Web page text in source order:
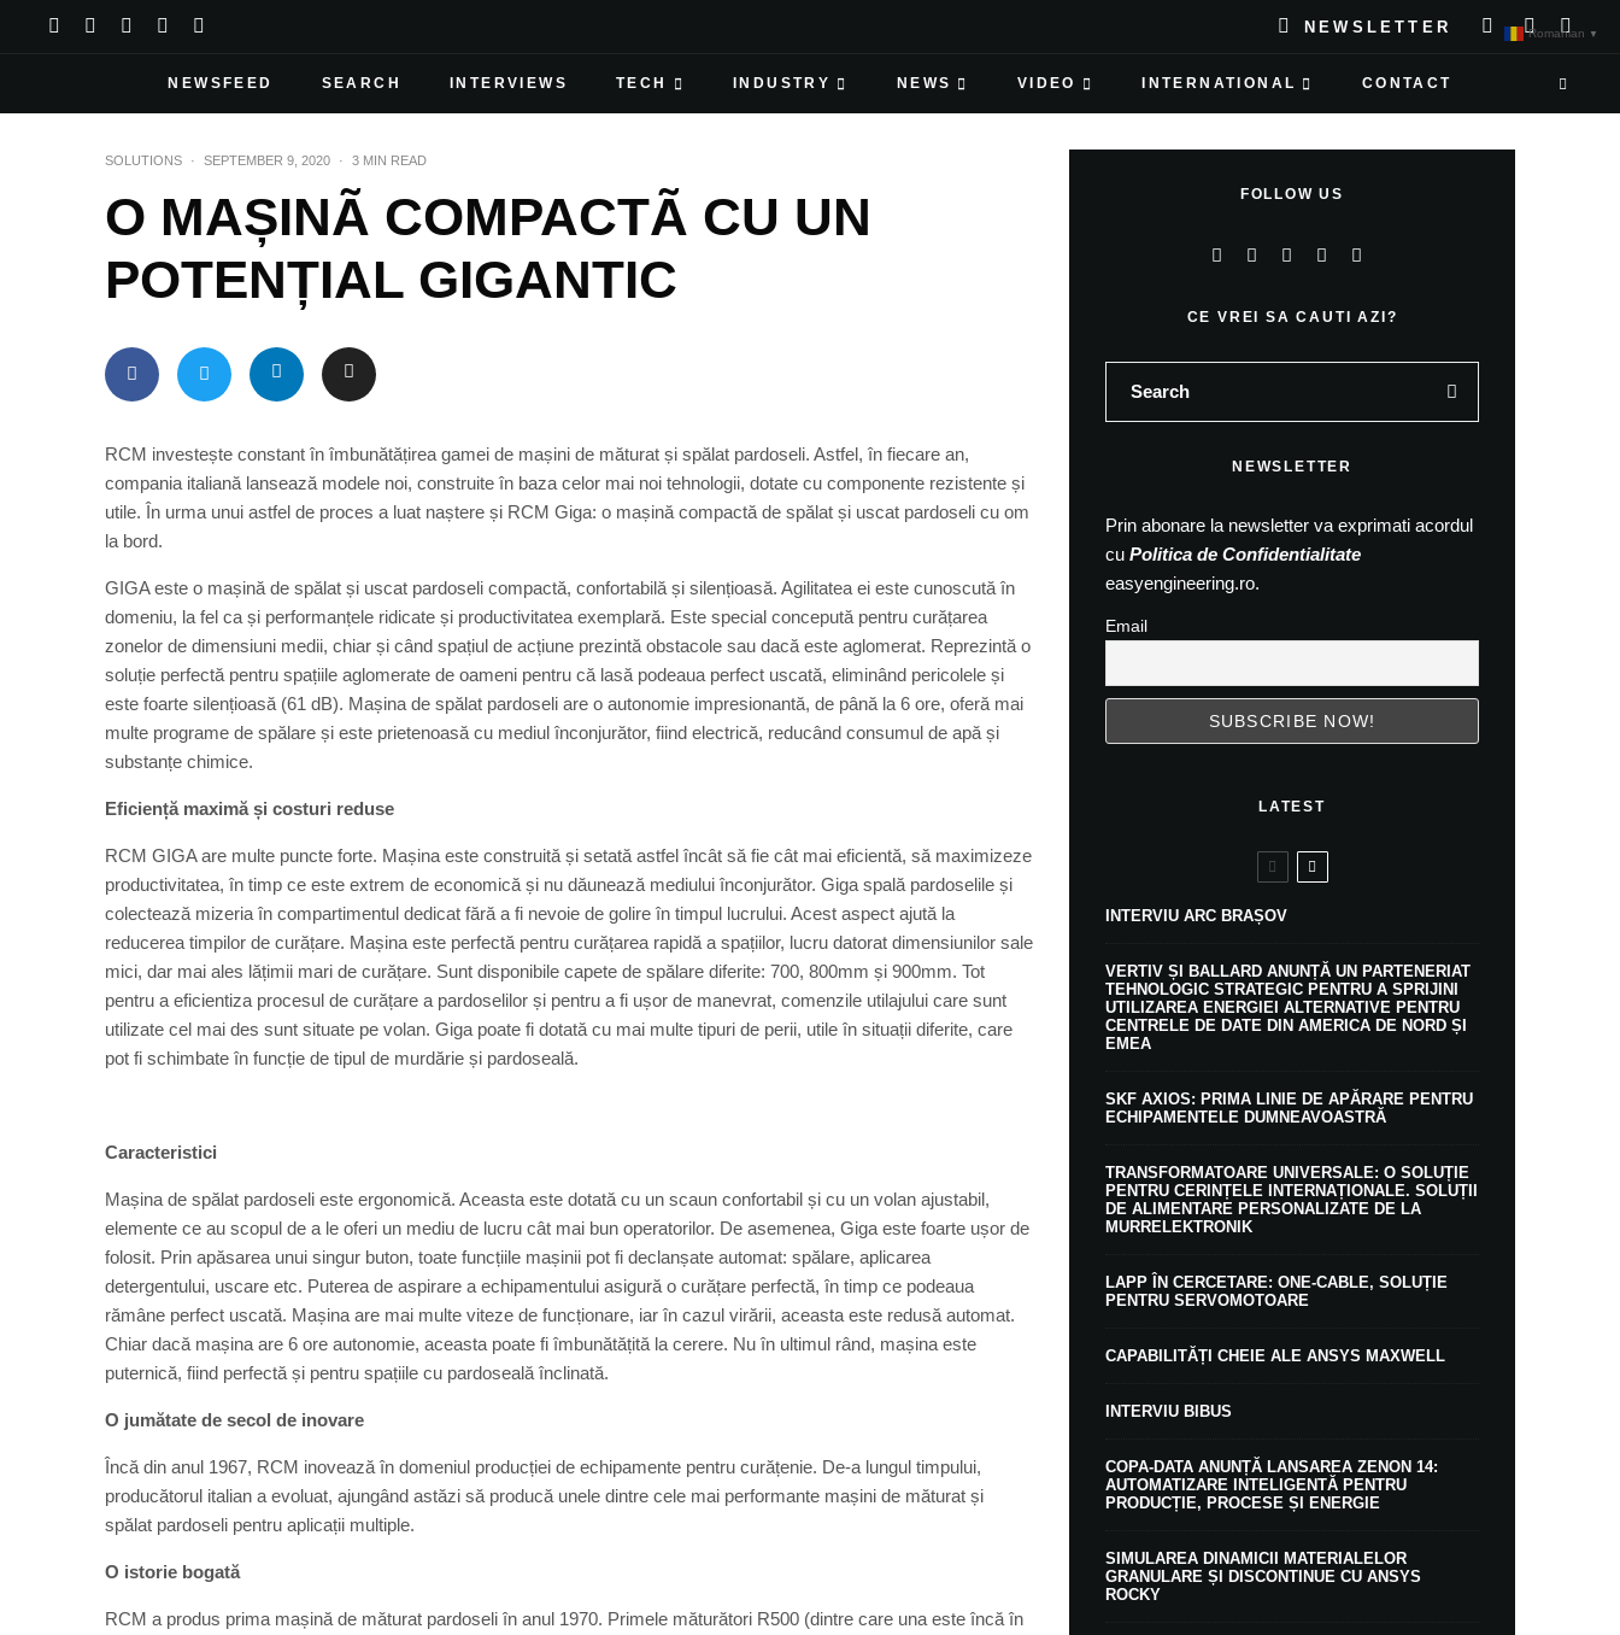
NEWSLETTER
NEWSFEED SEARCH INTERVIEWS TECH INDUSTRY NEWS VIDEO INTERNATIONAL CONTACT
SOLUTIONS · SEPTEMBER 9, 2020 · 3 MIN READ
O MAȘINÃ COMPACTÃ CU UN
POTENȚIAL GIGANTIC
RCM investește constant în îmbunătățirea gamei de mașini de măturat și spălat pardoseli. Astfel, în fiecare an,
compania italiană lansează modele noi, construite în baza celor mai noi tehnologii, dotate cu componente rezistente și
utile. În urma unui astfel de proces a luat naștere și RCM Giga: o mașină compactă de spălat și uscat pardoseli cu om
la bord.
GIGA este o mașină de spălat și uscat pardoseli compactă, confortabilă și silențioasă. Agilitatea ei este cunoscută în
domeniu, la fel ca și performanțele ridicate și productivitatea exemplară. Este special concepută pentru curățarea
zonelor de dimensiuni medii, chiar și când spațiul de acțiune prezintă obstacole sau dacă este aglomerat. Reprezintă o
soluție perfectă pentru spațiile aglomerate de oameni pentru că lasă podeaua perfect uscată, eliminând pericolele și
este foarte silențioasă (61 dB). Mașina de spălat pardoseli are o autonomie impresionantă, de până la 6 ore, oferă mai
multe programe de spălare și este prietenoasă cu mediul înconjurător, fiind electrică, reducând consumul de apă și
substanțe chimice.
Eficiență maximă și costuri reduse
RCM GIGA are multe puncte forte. Mașina este construită și setată astfel încât să fie cât mai eficientă, să maximizeze
productivitatea, în timp ce este extrem de economică și nu dăunează mediului înconjurător. Giga spală pardoselile și
colectează mizeria în compartimentul dedicat fără a fi nevoie de golire în timpul lucrului. Acest aspect ajută la
reducerea timpilor de curățare. Mașina este perfectă pentru curățarea rapidă a spațiilor, lucru datorat dimensiunilor sale
mici, dar mai ales lățimii mari de curățare. Sunt disponibile capete de spălare diferite: 700, 800mm și 900mm. Tot
pentru a eficientiza procesul de curățare a pardoselilor și pentru a fi ușor de manevrat, comenzile utilajului care sunt
utilizate cel mai des sunt situate pe volan. Giga poate fi dotată cu mai multe tipuri de perii, utile în situații diferite, care
pot fi schimbate în funcție de tipul de murdărie și pardoseală.
Caracteristici
Mașina de spălat pardoseli este ergonomică. Aceasta este dotată cu un scaun confortabil și cu un volan ajustabil,
elemente ce au scopul de a le oferi un mediu de lucru cât mai bun operatorilor. De asemenea, Giga este foarte ușor de
folosit. Prin apăsarea unui singur buton, toate funcțiile mașinii pot fi declanșate automat: spălare, aplicarea
detergentului, uscare etc. Puterea de aspirare a echipamentului asigură o curățare perfectă, în timp ce podeaua
rămâne perfect uscată. Mașina are mai multe viteze de funcționare, iar în cazul virării, aceasta este redusă automat.
Chiar dacă mașina are 6 ore autonomie, aceasta poate fi îmbunătățită la cerere. Nu în ultimul rând, mașina este
puternică, fiind perfectă și pentru spațiile cu pardoseală înclinată.
O jumătate de secol de inovare
Încă din anul 1967, RCM inovează în domeniul producției de echipamente pentru curățenie. De-a lungul timpului,
producătorul italian a evoluat, ajungând astăzi să producă unele dintre cele mai performante mașini de măturat și
spălat pardoseli pentru aplicații multiple.
O istorie bogată
RCM a produs prima mașină de măturat pardoseli în anul 1970. Primele măturători R500 (dintre care una este încă în
FOLLOW US
CE VREI SA CAUTI AZI?
NEWSLETTER
Prin abonare la newsletter va exprimati acordul
cu Politica de Confidentialitate
easyengineering.ro.
Email
LATEST
INTERVIU ARC BRAȘOV
VERTIV ȘI BALLARD ANUNȚĂ UN PARTENERIAT
TEHNOLOGIC STRATEGIC PENTRU A SPRIJINI
UTILIZAREA ENERGIEI ALTERNATIVE PENTRU
CENTRELE DE DATE DIN AMERICA DE NORD ȘI
EMEA
SKF AXIOS: PRIMA LINIE DE APĂRARE PENTRU
ECHIPAMENTELE DUMNEAVOASTRĂ
TRANSFORMATOARE UNIVERSALE: O SOLUȚIE
PENTRU CERINȚELE INTERNAȚIONALE. SOLUȚII
DE ALIMENTARE PERSONALIZATE DE LA
MURRELEKTRONIK
LAPP ÎN CERCETARE: ONE-CABLE, SOLUȚIE
PENTRU SERVOMOTOARE
CAPABILITĂȚI CHEIE ALE ANSYS MAXWELL
INTERVIU BIBUS
COPA-DATA ANUNȚĂ LANSAREA ZENON 14:
AUTOMATIZARE INTELIGENTĂ PENTRU
PRODUCȚIE, PROCESE ȘI ENERGIE
SIMULAREA DINAMICII MATERIALELOR
GRANULARE ȘI DISCONTINUE CU ANSYS
ROCKY
Romanian ▼